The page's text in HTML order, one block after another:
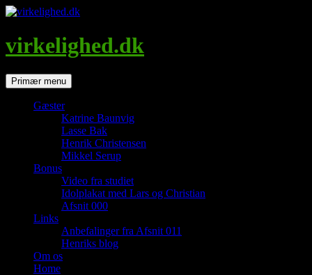
Hop
indhold
virkelighed.dk
SøgPrimær menu
Gæster
Katrine Baunvig
Lasse Bak
Henrik Christensen
Mikkel Serup
Bonus
Video fra studiet
Idolplakat med Lars og Christian
Afsnit 000
Links
Anbefalinger fra Afsnit 011
Henriks blog
Om os
Home